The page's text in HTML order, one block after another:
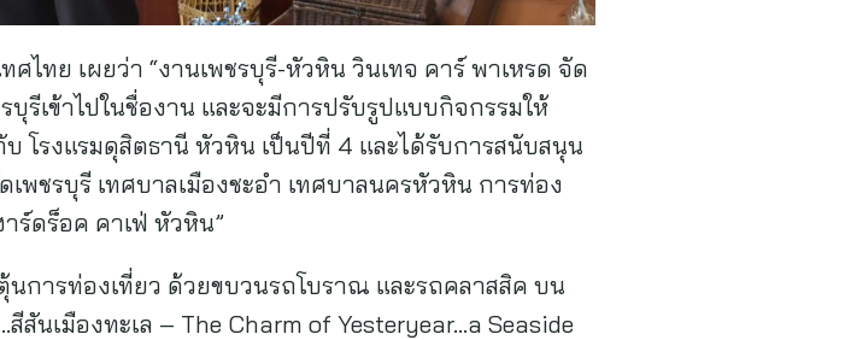
ทย เผยว่า “งานเพชรบุรี-หัวหิน วินเทจ คาร์ พาเหรด จัด
รีเข้าไปในชื่องาน และจะมีการปรับรูปแบบกิจกรรมให้
โรงแรมดุสิตธานี หัวหิน เป็นปีที่ 4 และได้รับการสนับสนุน
พชรบุรี เทศบาลเมืองชะอำ เทศบาลนครหัวหิน การท่อง
ร์ดร็อค คาเฟ่ หัวหิน”
การท่องเที่ยว ด้วยขบวนรถโบราณ และรถคลาสสิค บน
นเมืองทะเล – The Charm of Yesteryear…a Seaside